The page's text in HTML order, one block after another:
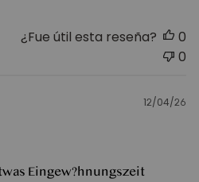
¿Fue útil esta reseña?
0
0
Eingew?hnungszeit
12/04/26